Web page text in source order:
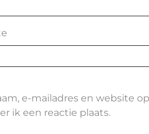
e-mailadres en website
ik een reactie plaats.